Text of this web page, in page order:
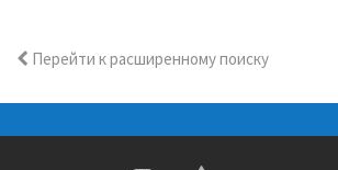
Перейти к расширенному поиску